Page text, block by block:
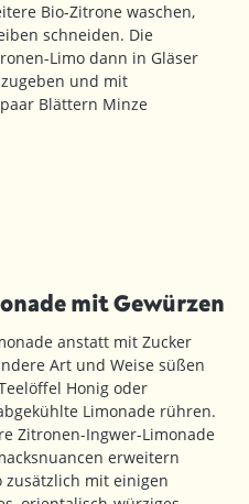
Bio-Zitrone waschen,
schneiden. Die
Limo dann in Gläser
und mit
Blättern Minze
mit Gewürzen
anstatt mit Zucker
Art und Weise süßen
Honig oder
Limonade rühren.
Zitronen-Ingwer-Limonade
erweitern
zusätzlich mit einigen